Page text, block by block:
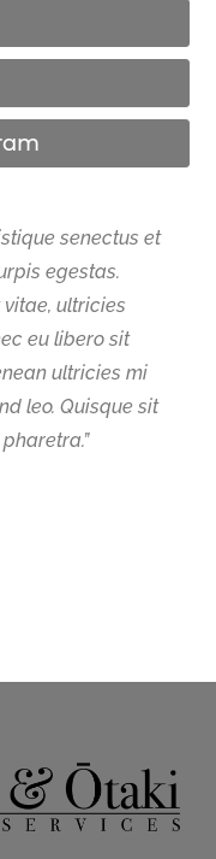
senectus et
egestas.
ultricies
eu libero sit
ultricies mi
leo. Quisque sit